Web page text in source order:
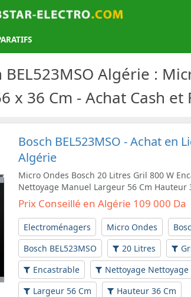
Algérie :
x 36 Cm - Achat Cash
Bosch BEL523MSO - Achat en
Algérie
Micro Ondes Bosch 20 Litres Gril 800 W
Nettoyage Manuel Largeur 56 Cm Hauteur
Prix Conseillé en Algérie 109 000 Da
Electroménagers Micro Ondes
Bosch BEL523MSO
20 Litres
Encastrable
Nettoyage
Largeur 56 Cm
Hauteur 36 Cm